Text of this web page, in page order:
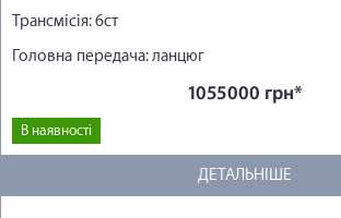
Трансмісія: 6ст
Головна передача: ланцюг
1055000 грн*
В наявності
ДЕТАЛЬНІШЕ